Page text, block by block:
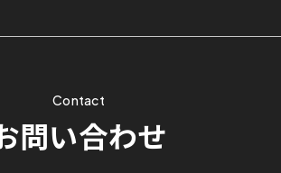
Contact
問い合わせ